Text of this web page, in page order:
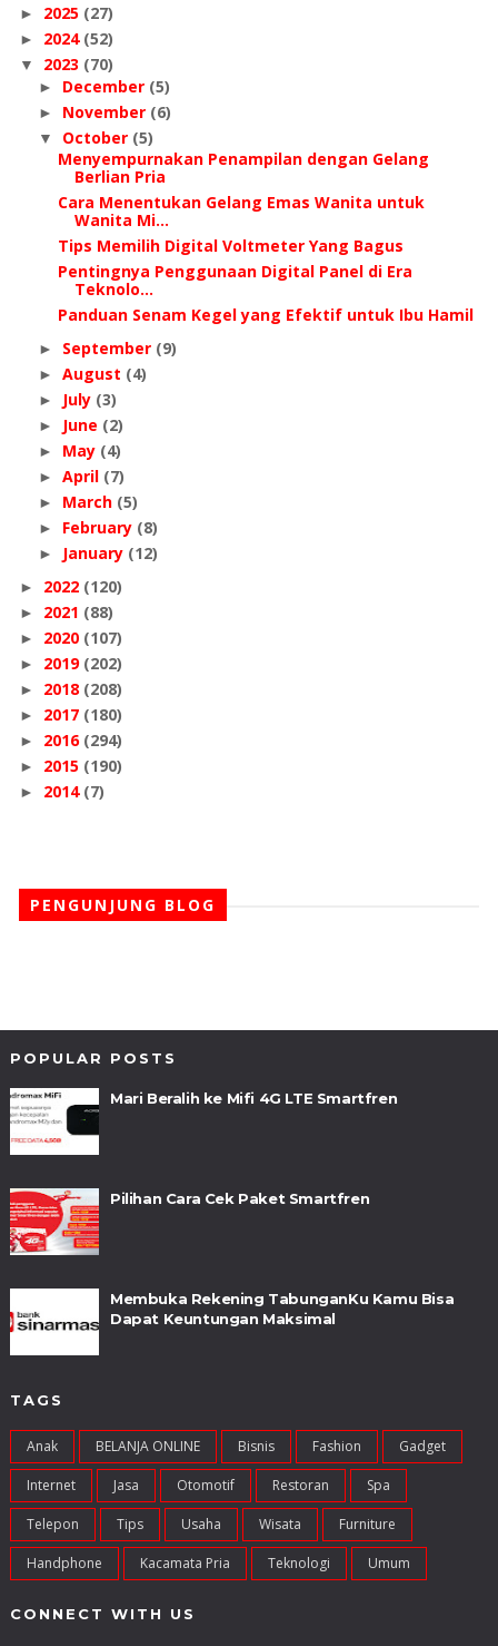
► 2025 (27)
► 2024 (52)
▼ 2023 (70)
► December (5)
► November (6)
▼ October (5)
Menyempurnakan Penampilan dengan Gelang
Berlian Pria
Cara Menentukan Gelang Emas Wanita untuk
Wanita Mi...
Tips Memilih Digital Voltmeter Yang Bagus
Pentingnya Penggunaan Digital Panel di Era
Teknolo...
Panduan Senam Kegel yang Efektif untuk Ibu Hamil
► September (9)
► August (4)
► July (3)
► June (2)
► May (4)
► April (7)
► March (5)
► February (8)
► January (12)
► 2022 (120)
► 2021 (88)
► 2020 (107)
► 2019 (202)
► 2018 (208)
► 2017 (180)
► 2016 (294)
► 2015 (190)
► 2014 (7)
PENGUNJUNG BLOG
POPULAR POSTS
Mari Beralih ke Mifi 4G LTE Smartfren
Pilihan Cara Cek Paket Smartfren
Membuka Rekening TabunganKu Kamu Bisa
Dapat Keuntungan Maksimal
TAGS
Anak BELANJA ONLINE Bisnis Fashion Gadget
Internet Jasa Otomotif Restoran Spa
Telepon Tips Usaha Wisata Furniture
Handphone Kacamata Pria Teknologi Umum
CONNECT WITH US